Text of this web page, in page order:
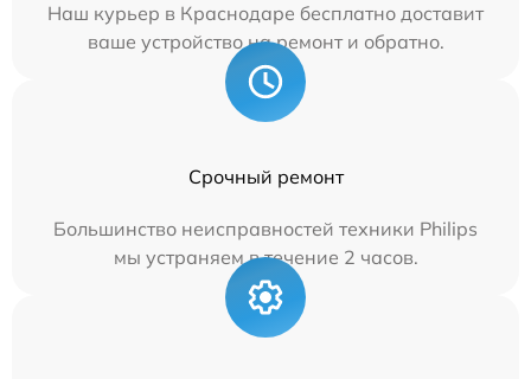
Наш курьер в Краснодаре бесплатно доставит
ваше устройство на ремонт и обратно.
Срочный ремонт
Большинство неисправностей техники Philips
мы устраняем в течение 2 часов.